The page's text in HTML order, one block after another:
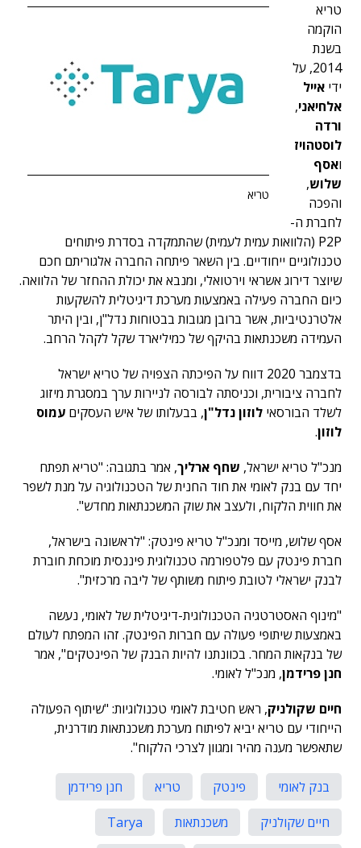
טריא
טריא
הוקמה
בשנת
2014, על
ידי אייל
אלחיאני,
ורדה
לוסטהויז
ואסף
שלוש,
והפכה
לחברת ה-
P2P (הלוואות עמית לעמית) שהתמקדה בסדרת פיתוחים
טכנולוגיים ייחודיים. בין השאר פיתחה החברה אלגוריתם חכם
שיוצר דירוג אשראי וירטואלי, ומנבא את יכולת ההחזר של הלוואה.
כיום החברה פעילה באמצעות מערכת דיגיטלית להשקעות
אלטרנטיביות, אשר ברובן מגובות בבטוחות נדל"ן, ובין היתר
העמידה משכנתאות בהיקף של כמיליארד שקל לקהל הרחב.
בדצמבר 2020 דווח על הפיכתה הצפויה של טריא ישראל
לחברה ציבורית, וכניסתה לבורסה לניירות ערך במסגרת מיזוג
לשלד הבורסאי לוזון נדל"ן, בבעלותו של איש העסקים עמוס
לוזון.
מנכ"ל טריא ישראל, שחף ארליך, אמר בתגובה: "טריא תפתח
יחד עם בנק לאומי את חוד החנית של הטכנולוגיה על מנת לשפר
את חווית הלקוח, ולעצב את שוק המשכנתאות מחדש".
אסף שלוש, מייסד ומנכ"ל טריא פינטק: "לראשונה בישראל,
חברת פינטק עם פלטפורמה טכנולוגית פיננסית מוכחת חוברת
לבנק ישראלי לטובת פיתוח משותף של ליבה מרכזית".
"מינוף האסטרטגיה הטכנולוגית-דיגיטלית של לאומי, נעשה
באמצעות שיתופי פעולה עם חברות הפינטק. זהו המפתח לעולם
של בנקאות המחר. בכוונתנו להיות הבנק של הפינטקים", אמר
חנן פרידמן, מנכ"ל לאומי.
חיים שקולניק, ראש חטיבת לאומי טכנולוגיות: "שיתוף הפעולה
הייחודי עם טריא יביא לפיתוח מערכת משכנתאות מודרנית,
שתאפשר מענה מהיר ומגוון לצרכי הלקוח".
בנק לאומי פינטק טריא
חנן פרידמן
חיים שקולניק
משכנתאות
Tarya